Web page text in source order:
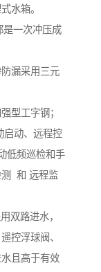
水箱。
是一次冲压成
漏采用三元
型工字钢；
启动、远程控
低频巡检和手
测 和 远程监
双路进水，
控浮球阀、
且高于有效